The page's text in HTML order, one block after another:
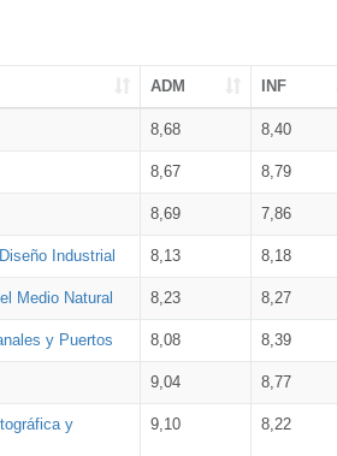
ADM INF
8,68 8,40
8,67 8,79
8,69 7,86
Industrial 8,13 8,18
Medio Natural 8,23 8,27
y Puertos 8,08 8,39
9,04 8,77
y
9,10 8,22